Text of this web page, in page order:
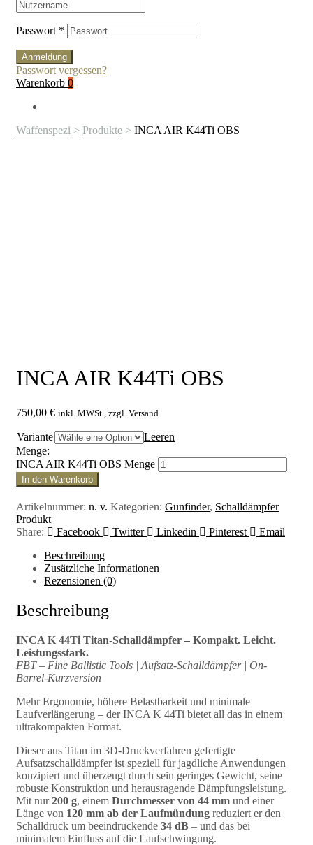
Passwort *
Anmeldung
Passwort vergessen?
Warenkorb 0
Waffenspezi > Produkte > INCA AIR K44Ti OBS
INCA AIR K44Ti OBS
750,00 € inkl. MWSt., zzgl. Versand
Variante
Leeren
Menge:
INCA AIR K44Ti OBS Menge
In den Warenkorb
Artikelnummer: n. v. Kategorien: Gunfinder, Schalldämpfer
Produkt
Share:
Facebook Twitter Linkedin Pinterest
Email
Beschreibung
Zusätzliche Informationen
Rezensionen (0)
Beschreibung
INCA K 44Ti Titan-Schalldämpfer – Kompakt. Leicht.
Leistungsstark.
FBT – Fine Ballistic Tools | Aufsatz-Schalldämpfer | On-
Barrel-Kurzversion
Mehr Ergonomie, höhere Belastbarkeit und minimale
Laufverlängerung – der INCA K 44Ti bietet all das in einem
ultrakompakten Format.
Dieser aus Titan im 3D-Druckverfahren gefertigte
Aufsatzschalldämpfer ist speziell für jagdliche Anwendungen
konzipiert und überzeugt durch sein geringes Gewicht, seine
robuste Konstruktion und herausragende Dämpfungsleistung.
Mit nur200 g, einem Durchmesser von 44 mm und einer
Länge von 120 mm ab der Laufmündung reduziert er den
Schalldruck um beeindruckende 34 dB – und das bei
minimalem Einfluss auf die Laufschwingung.